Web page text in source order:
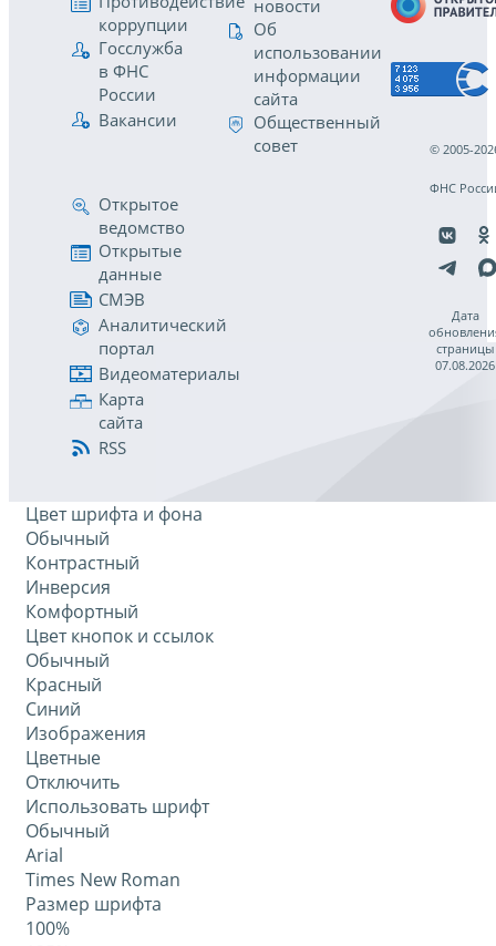
коррупции
Госслужба
в ФНС
России
Вакансии
новости
Об
использовании
информации
сайта
Общественный
совет
Открытое
ведомство
Открытые
данные
СМЭВ
Аналитический
портал
Видеоматериалы
Карта
сайта
RSS
© 2005-
ФНС
Дата
страницы
07.08.2026
Цвет шрифта и фона
Обычный
Контрастный
Инверсия
Комфортный
Цвет кнопок и ссылок
Обычный
Красный
Синий
Изображения
Цветные
Отключить
Использовать шрифт
Обычный
Arial
Times New Roman
Размер шрифта
100%